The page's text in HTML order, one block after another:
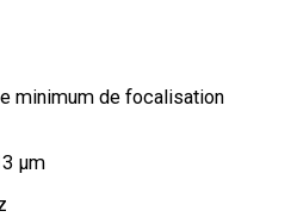
minimum de focalisation
µm